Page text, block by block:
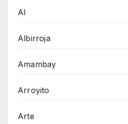
AI
Albirroja
Amambay
Arroyito
Arte